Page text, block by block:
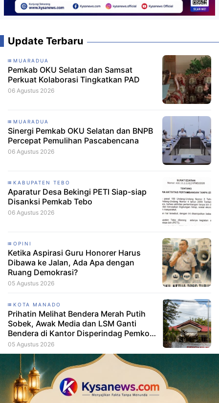
Update Terbaru
MUARADUA
Pemkab OKU Selatan dan Samsat
Perkuat Kolaborasi Tingkatkan PAD
06 Agustus 2026
MUARADUA
Sinergi Pemkab OKU Selatan dan BNPB
Percepat Pemulihan Pascabencana
06 Agustus 2026
KABUPATEN TEBO
Aparatur Desa Bekingi PETI Siap-siap
Disanksi Pemkab Tebo
06 Agustus 2026
OPINI
Ketika Aspirasi Guru Honorer Harus
Dibawa ke Jalan, Ada Apa dengan
Ruang Demokrasi?
05 Agustus 2026
KOTA MANADO
Prihatin Melihat Bendera Merah Putih
Sobek, Awak Media dan LSM Ganti
Bendera di Kantor Disperindag Pemkot
Manado
05 Agustus 2026